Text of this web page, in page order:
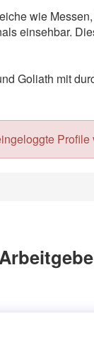
wie
einsehbar.
Goliath mit
Profile